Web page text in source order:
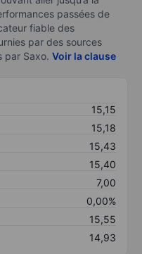
passées de
fiable des
par des sources
par Saxo. Voir la clause
15,15
15,18
15,43
15,40
7,00
0,00%
15,55
14,93